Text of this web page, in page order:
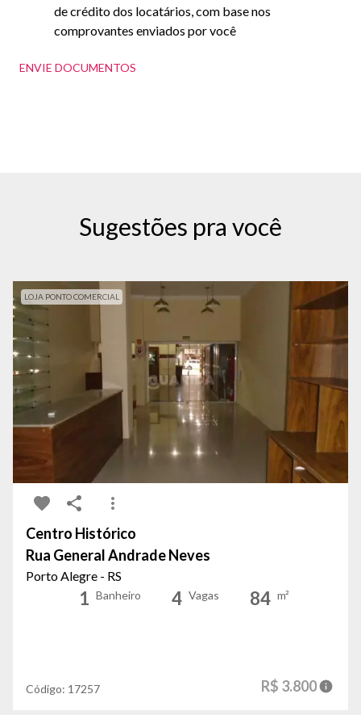
de crédito dos locatários, com base nos
comprovantes enviados por você
ENVIE DOCUMENTOS
Sugestões pra você
LOJA PONTO COMERCIAL
Centro Histórico
Rua General Andrade Neves
Porto Alegre - RS
1 Banheiro 4 Vagas 84 m²
Código: 17257 R$ 3.800